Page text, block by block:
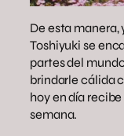
De esta manera,
Toshiyuki se
partes del
brindarle cálida
hoy en día
semana.